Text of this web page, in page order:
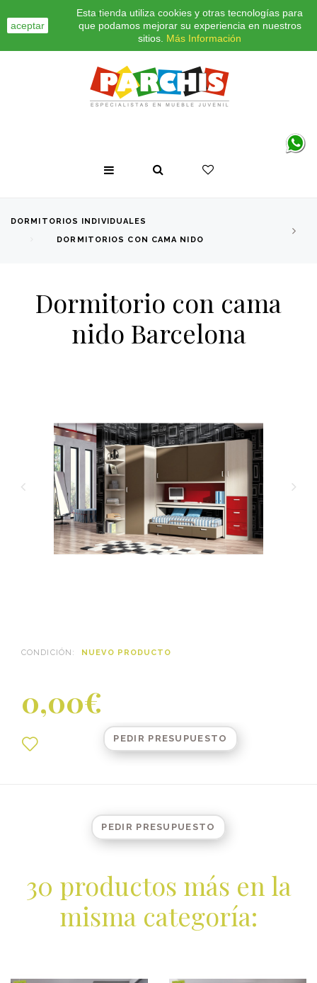
aceptar
Esta tienda utiliza cookies y otras tecnologías para
que podamos mejorar su experiencia en nuestros
sitios. Más Información
INICIO CONTACTO BLOG
DORMITORIOS INDIVIDUALES
DORMITORIOS CON CAMA NIDO
CONDICIÓN: NUEVO PRODUCTO
Dormitorio con cama
nido Barcelona
0,00€
PEDIR PRESUPUESTO
PEDIR PRESUPUESTO
30 productos más en la
misma categoría: